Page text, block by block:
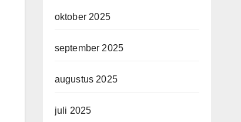
oktober 2025
september 2025
augustus 2025
juli 2025